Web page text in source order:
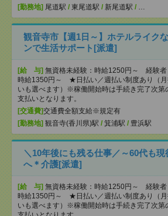
[勤務地] 尾道駅 / 東尾道駅 / 新尾道駅 /
観音寺市【週1日～】ホテルライク
ンで生活サポート[派遣]
[給 与] 無資格未経験：時給1250円～ 経験者
時給1350円～ ★日払い／週払い制度あり（月
いも選べます）※稼働開始時は手続き完了次第
支払いとなります。
[交通費]交通費全額支給※規定有
[勤務地] 観音寺(香川県)駅 / 箕浦駅 / 豊浜駅
＼10年後にも残る仕事／～60代も
へ＊介護[派遣]
[給 与] 無資格未経験：時給1250円～ 経験者
時給1350円～ ★日払い／週払い制度あり（月
いも選べます）※稼働開始時は手続き完了次第